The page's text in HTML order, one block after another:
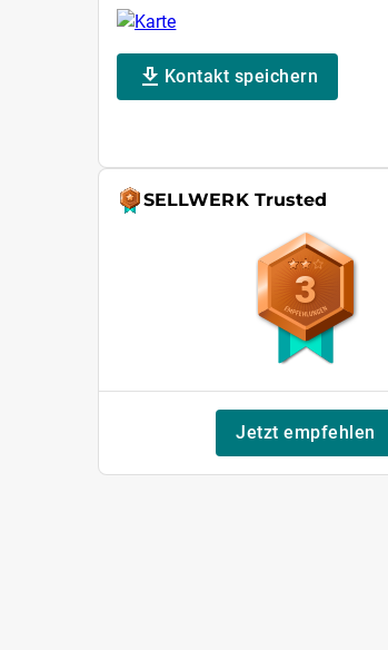
Kontakt speichern
SELLWERK Trusted
3
Jetzt empfehlen